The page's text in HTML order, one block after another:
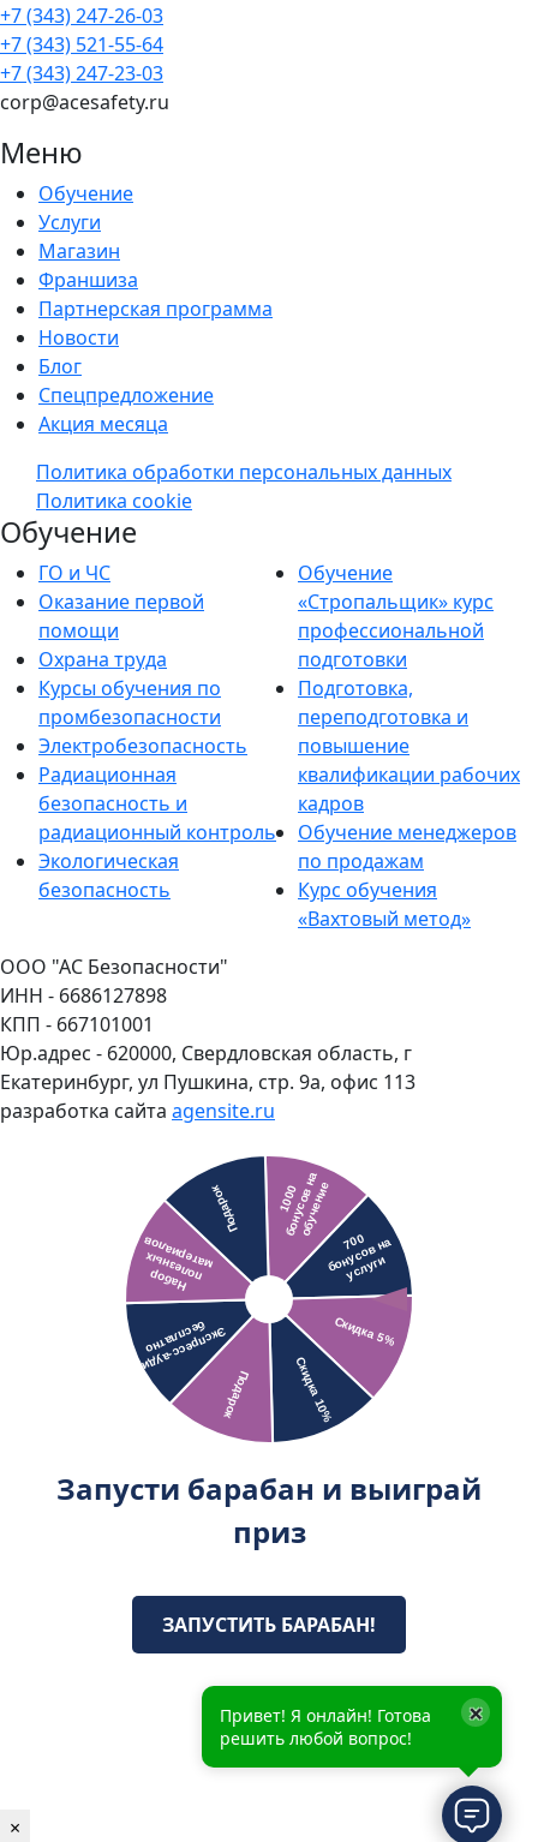
+7 (343) 247-26-03
+7 (343) 521-55-64
+7 (343) 247-23-03
corp@acesafety.ru
Меню
Обучение
Услуги
Магазин
Франшиза
Партнерская программа
Новости
Блог
Спецпредложение
Акция месяца
Политика обработки персональных данных
Политика cookie
Обучение
ГО и ЧС
Оказание первой
помощи
Охрана труда
Курсы обучения по
промбезопасности
Электробезопасность
Радиационная
безопасность и
радиационный контроль
Экологическая
безопасность
Обучение
«Стропальщик» курс
профессиональной
подготовки
Подготовка,
переподготовка и
повышение
квалификации рабочих
кадров
Обучение менеджеров
по продажам
Курс обучения
«Вахтовый метод»
ООО "АС Безопасности"
ИНН - 6686127898
КПП - 667101001
Юр.адрес - 620000, Свердловская область, г
Екатеринбург, ул Пушкина, стр. 9а, офис 113
разработка сайта agensite.ru
Запусти барабан и выиграй
приз
ЗАПУСТИТЬ БАРАБАН!
×
Привет! Я онлайн! Готова
решить любой вопрос!
×